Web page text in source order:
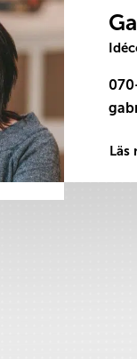
Läs